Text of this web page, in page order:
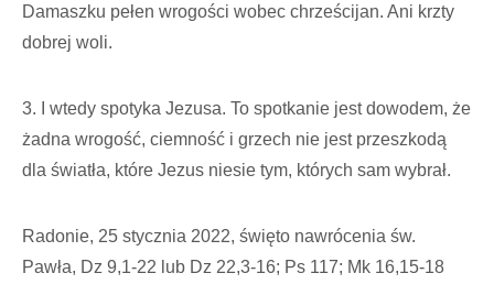
Damaszku pełen wrogości wobec chrześcijan. Ani krzty
dobrej woli.
3. I wtedy spotyka Jezusa. To spotkanie jest dowodem, że
żadna wrogość, ciemność i grzech nie jest przeszkodą
dla światła, które Jezus niesie tym, których sam wybrał.
Radonie, 25 stycznia 2022, święto nawrócenia św.
Pawła, Dz 9,1-22 lub Dz 22,3-16; Ps 117; Mk 16,15-18